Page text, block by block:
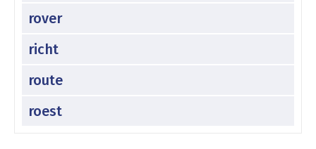
rover
richt
route
roest